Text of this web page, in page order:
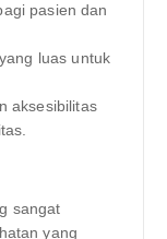
pasien dan
luas untuk
aksesibilitas
sangat
yang